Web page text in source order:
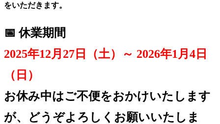
をいただきます。
📅 休業期間
2025年12月27日（土）～ 2026年1月4日
（日）
お休み中はご不便をおかけいたします
が、どうぞよろしくお願いいたしま